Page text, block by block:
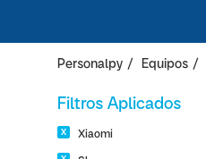
Personalpy Equipos
Filtros Aplicados
Xiaomi